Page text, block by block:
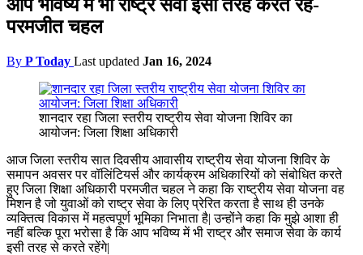
आप भविष्य में भी राष्ट्र सेवा इसी तरह करते रहें-
परमजीत चहल
By P Today Last updated Jan 16, 2024
शानदार रहा जिला स्तरीय राष्ट्रीय सेवा योजना शिविर का
आयोजन: जिला शिक्षा अधिकारी
आज जिला स्तरीय सात दिवसीय आवासीय राष्ट्रीय सेवा योजना शिविर के
समापन अवसर पर वॉलिंटियर्स और कार्यक्रम अधिकारियों को संबोधित करते
हुए जिला शिक्षा अधिकारी परमजीत चहल ने कहा कि राष्ट्रीय सेवा योजना वह
मिशन है जो युवाओं को राष्ट्र सेवा के लिए प्रेरित करता है साथ ही उनके
व्यक्तित्व विकास में महत्वपूर्ण भूमिका निभाता है| उन्होंने कहा कि मुझे आशा ही
नहीं बल्कि पूरा भरोसा है कि आप भविष्य में भी राष्ट्र और समाज सेवा के कार्य
इसी तरह से करते रहेंगे|